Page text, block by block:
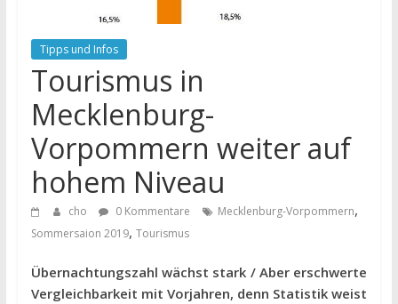
Tipps und Infos
Tourismus in
Mecklenburg-
Vorpommern weiter auf
hohem Niveau
cho 0 Kommentare Mecklenburg-Vorpommern,
Sommersaion 2019, Tourismus
Übernachtungszahl wächst stark / Aber erschwerte
Vergleichbarkeit mit Vorjahren, denn Statistik weist